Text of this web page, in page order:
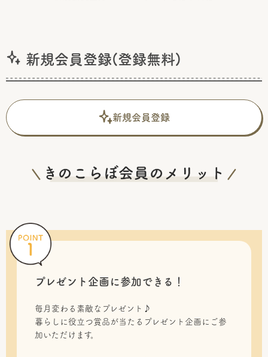
新規会員登録(登録無料)
新規会員登録
プレゼント企画に参加できる！
毎月変わる素敵なプレゼント♪
暮らしに役立つ賞品が当たるプレゼント企画にご参
加いただけます。